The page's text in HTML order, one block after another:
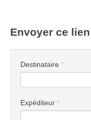
Envoyer ce
Destinataire *
Expéditeur *